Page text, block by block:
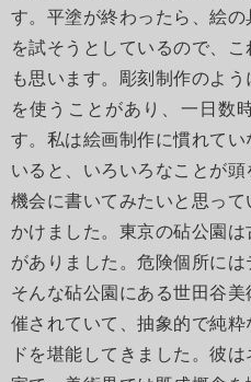
す。平塗が終わったら、絵
を試そうとしているので、
も思います。彫刻制作のよ
を使うことがあり、一日数
す。私は絵画制作に慣れて
いると、いろいろなことが
機会に書いてみたいと思っ
かけました。東京の砧公園
がありました。危険個所には
そんな砧公園にある世田谷
催されていて、抽象的で純
ドを堪能してきました。彼